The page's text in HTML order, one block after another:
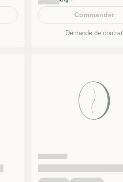
Commander
Demande de contrat